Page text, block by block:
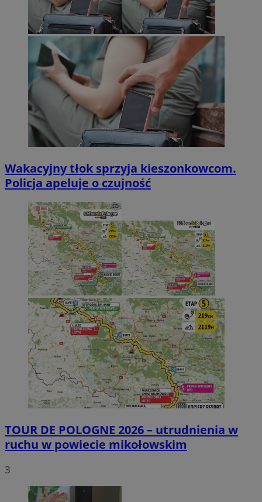
Wakacyjny tłok sprzyja kieszonkowcom.
Policja apeluje o czujność
TOUR DE POLOGNE 2026 – utrudnienia w
ruchu w powiecie mikołowskim
3